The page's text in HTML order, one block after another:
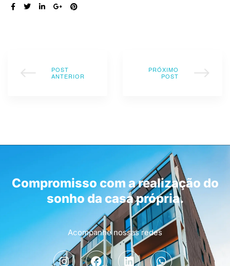
COMPARTILHE:
POST
ANTERIOR
PRÓXIMO
POST
Compromisso com a realização do
sonho da casa própria.
Acompanhe nossas redes